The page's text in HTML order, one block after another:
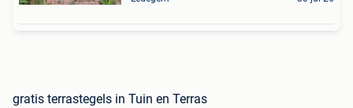
gratis terrastegels in Tuin en Terras